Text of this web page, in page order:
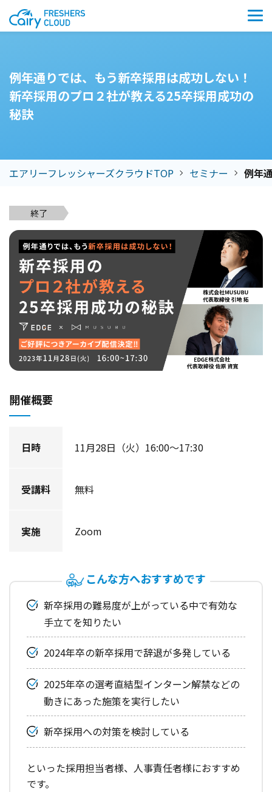
例年通りでは、もう新卒採用は成功しない！
新卒採用のプロ２社が教える25卒採用成功の
秘訣
エアリーフレッシャーズクラウドTOP セミナー 例年
開催概要
日時 11月28日（火）16:00～17:30
受講料 無料
実施 Zoom
こんな方へおすすめです
新卒採用の難易度が上がっている中で有効な
手立てを知りたい
2024年卒の新卒採用で辞退が多発している
2025年卒の選考直結型インターン解禁などの
動きにあった施策を実行したい
新卒採用への対策を検討している
といった採用担当者様、人事責任者様におすすめ
です。